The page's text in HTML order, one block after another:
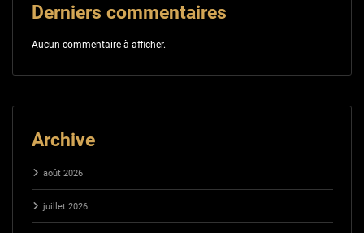
Derniers commentaires
Aucun commentaire à afficher.
Archive
août 2026
juillet 2026